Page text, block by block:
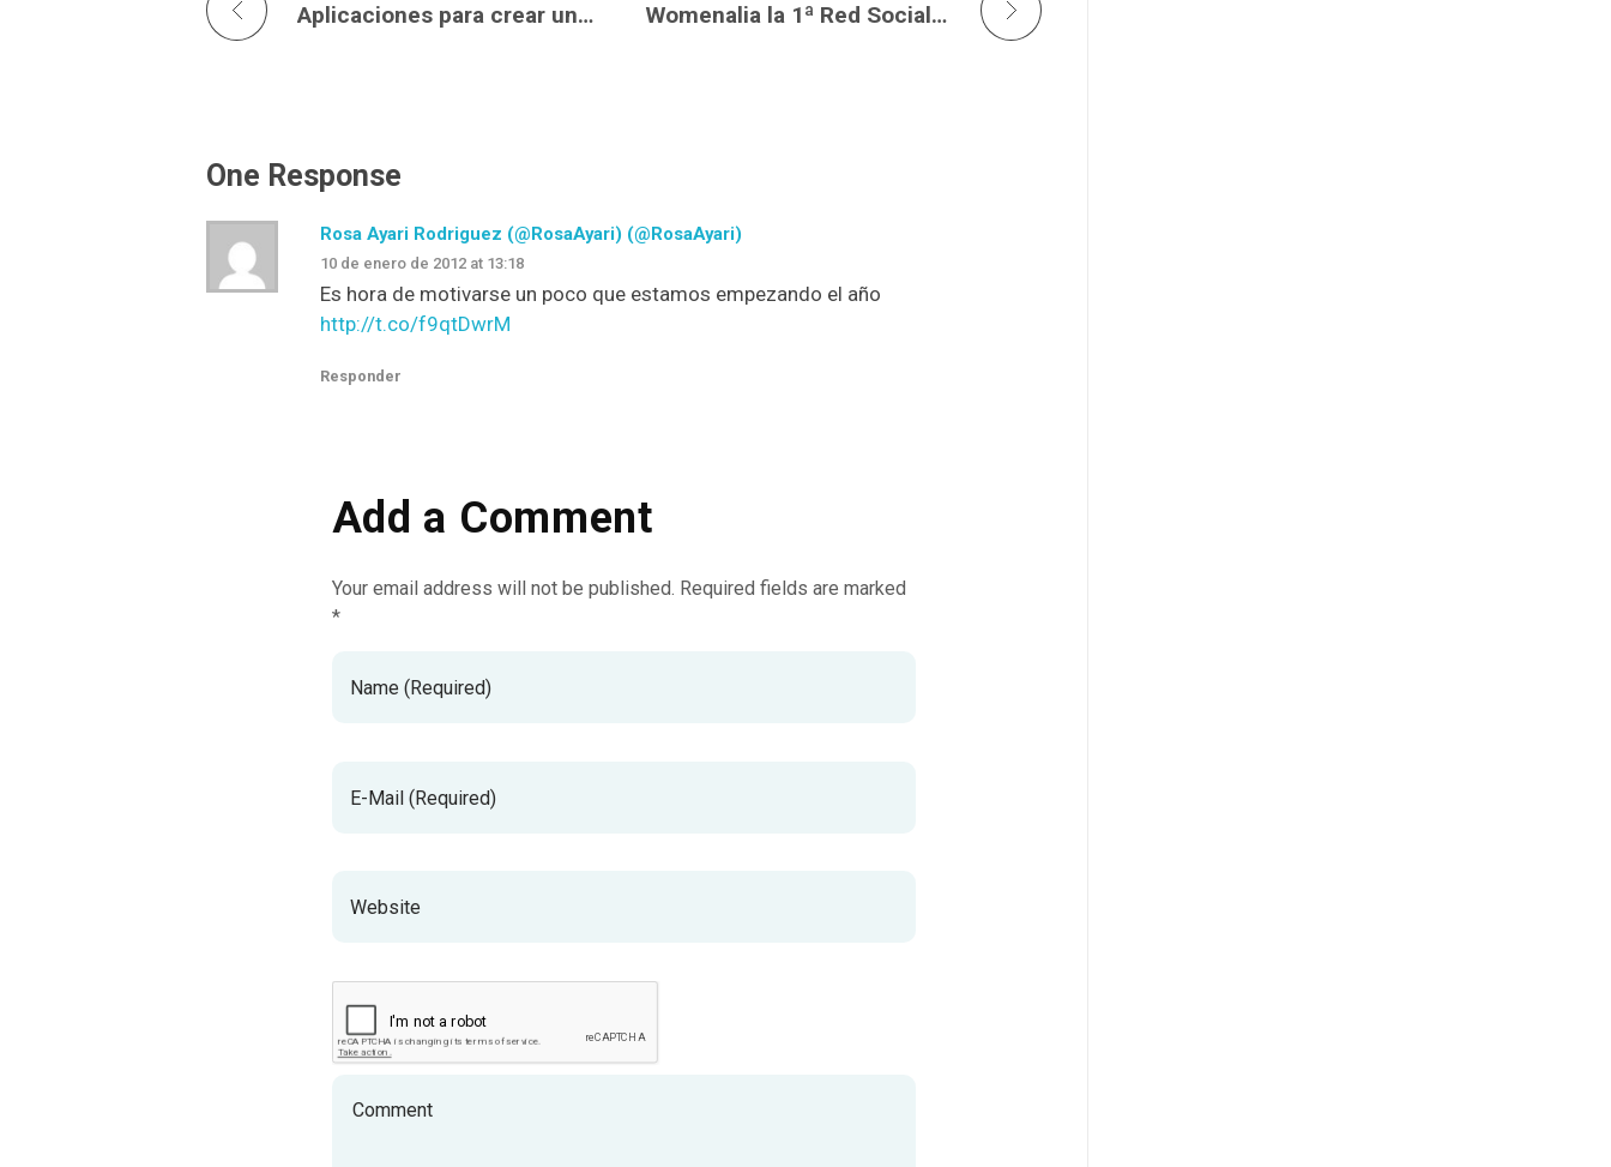
Aplicaciones para crear una Tienda Online en Facebook Womenalia la 1ª Red Social de Networking Mundial de Mujeres Profesionales, Directivas y Emprendedoras
One Response
Rosa Ayari Rodriguez (@RosaAyari) (@RosaAyari)
10 de enero de 2012 at 13:18
Es hora de motivarse un poco que estamos empezando el año
http://t.co/f9qtDwrM
Responder
Add a Comment
Your email address will not be published. Required fields are marked
*